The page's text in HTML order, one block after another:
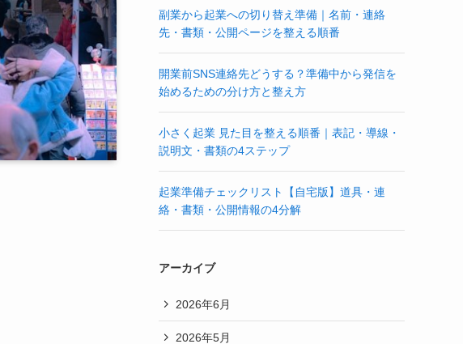
副業から起業への切り替え準備｜名前・連絡
先・書類・公開ページを整える順番
開業前SNS連絡先どうする？準備中から発信を
始めるための分け方と整え方
小さく起業 見た目を整える順番｜表記・導線・
説明文・書類の4ステップ
起業準備チェックリスト【自宅版】道具・連
絡・書類・公開情報の4分解
アーカイブ
2026年6月
2026年5月